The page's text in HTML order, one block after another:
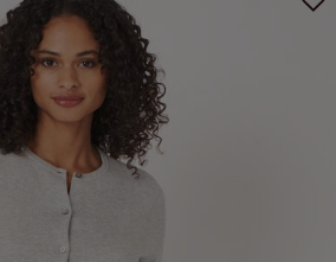
EXTRA 10% OFF SALE